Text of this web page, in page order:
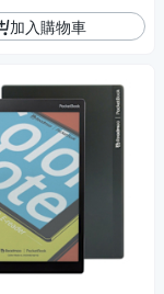
加入購物車